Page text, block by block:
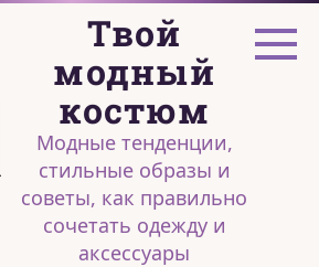
Твой
модный
костюм
Модные тенденции,
стильные образы и
советы, как правильно
сочетать одежду и
аксессуары